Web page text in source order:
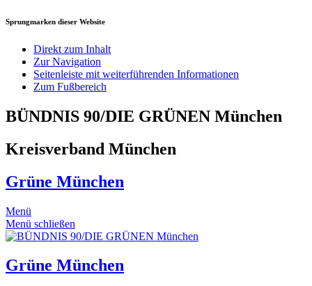
Sprungmarken dieser Website
Direkt zum Inhalt
Zur Navigation
Seitenleiste mit weiterführenden Informationen
Zum Fußbereich
BÜNDNIS 90/DIE GRÜNEN München
Kreisverband München
Grüne München
Menü
Menü schließen
Grüne München